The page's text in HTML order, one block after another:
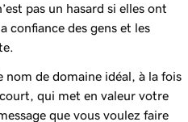
pas un hasard si elles ont
confiance des gens et les
nom de domaine idéal, à la fois
qui met en valeur votre
que vous voulez faire